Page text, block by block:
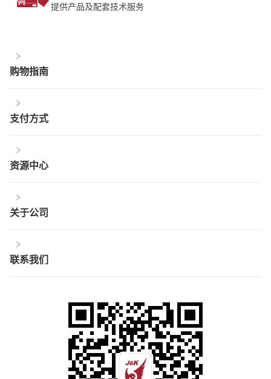
提供产品及配套技术服务
购物指南
支付方式
资源中心
关于公司
联系我们